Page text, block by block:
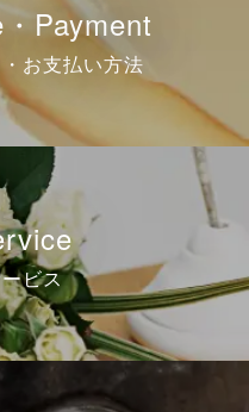
Payment
お支払い方法
ビス